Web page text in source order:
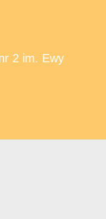
2 im. Ewy